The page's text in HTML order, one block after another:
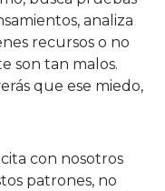
analiza
recursos o no
son tan malos.
que ese miedo,
con nosotros
patrones, no